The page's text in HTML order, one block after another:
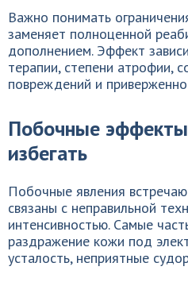
Важно понимать
заменяет полноценной
дополнением. Эффект
терапии, степени атрофии,
повреждений и
Побочные
избегать
Побочные явления
связаны с неправильной
интенсивностью. Самые
раздражение кожи под
усталость, неприятные